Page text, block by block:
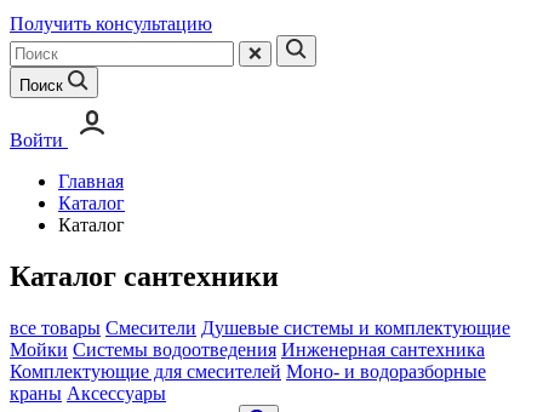
Получить консультацию
Поиск
Войти
Главная
Каталог
Каталог
Каталог сантехники
все товары Смесители Душевые системы и комплектующие
Мойки Системы водоотведения Инженерная сантехника
Комплектующие для смесителей Моно- и водоразборные
краны Аксессуары